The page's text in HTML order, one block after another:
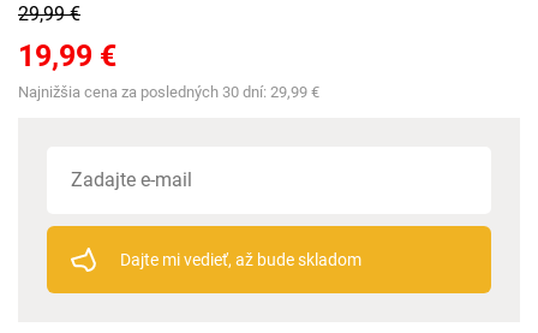
29,99 €
19,99 €
Najnižšia cena za posledných 30 dní: 29,99 €
Dajte mi vedieť, až bude skladom